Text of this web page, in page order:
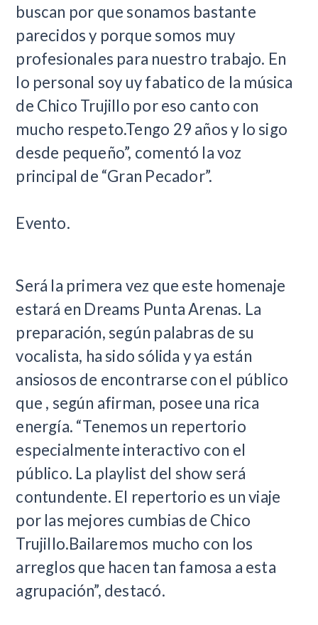
buscan por que sonamos bastante
parecidos y porque somos muy
profesionales para nuestro trabajo. En
lo personal soy uy fabatico de la música
de Chico Trujillo por eso canto con
mucho respeto.Tengo 29 años y lo sigo
desde pequeño”, comentó la voz
principal de “Gran Pecador”.
Evento.
Será la primera vez que este homenaje
estará en Dreams Punta Arenas. La
preparación, según palabras de su
vocalista, ha sido sólida y ya están
ansiosos de encontrarse con el público
que , según afirman, posee una rica
energía. “Tenemos un repertorio
especialmente interactivo con el
público. La playlist del show será
contundente. El repertorio es un viaje
por las mejores cumbias de Chico
Trujillo.Bailaremos mucho con los
arreglos que hacen tan famosa a esta
agrupación”, destacó.